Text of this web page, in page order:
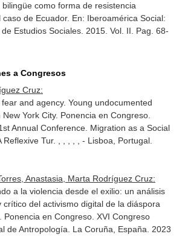
bilingüe como forma de resistencia
de Ecuador. En: Iberoamérica Social:
Estudios Sociales. 2015. Vol. II. Pag. 68-
a Congresos
Cruz:
and agency. Young undocumented
New York City. Ponencia en Congreso.
Annual Conference. Migration as a Social
Reflexive Tur. , , , , , - Lisboa, Portugal.
Anastasia, Marta Rodríguez Cruz:
a la violencia desde el exilio: un análisis
crítico del activismo digital de la diáspora
Ponencia en Congreso. XVI Congreso
de Antropología. La Coruña, España. 2023